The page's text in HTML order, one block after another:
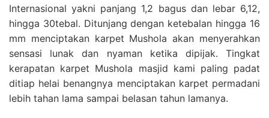
Internasional yakni panjang 1,2 bagus dan lebar 6,12,
hingga 30tebal. Ditunjang dengan ketebalan hingga 16
mm menciptakan karpet Mushola akan menyerahkan
sensasi lunak dan nyaman ketika dipijak. Tingkat
kerapatan karpet Mushola masjid kami paling padat
ditiap helai benangnya menciptakan karpet permadani
lebih tahan lama sampai belasan tahun lamanya.